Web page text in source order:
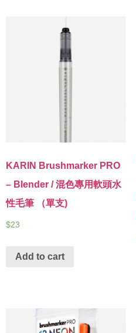
KARIN Brushmarker PRO
– Blender / 混色專用軟頭水
性毛筆 （單支)
$23
Add to cart